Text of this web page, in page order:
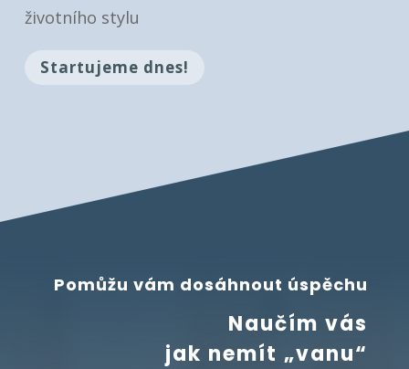
životního stylu
Startujeme dnes!
Pomůžu vám dosáhnout úspěchu
Naučím vás
jak nemít „vanu“